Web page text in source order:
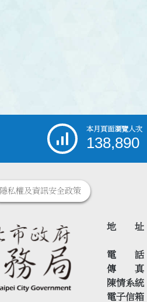
本月頁面瀏覽人次
138,890
隱私權及資訊安全政策
地 址
電 話
傳 真
陳情系統
電子信箱